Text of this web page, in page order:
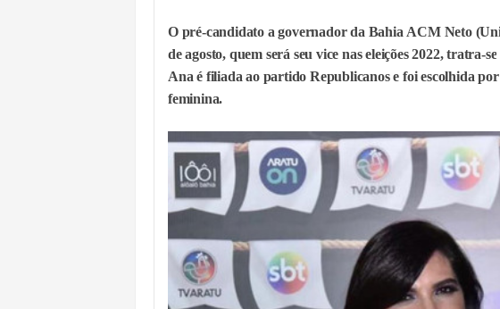
O pré-candidato a governador da Bahia ACM Neto
de agosto, quem será seu vice nas eleições 2022, tratra-se
Ana é filiada ao partido Republicanos e foi escolhida
feminina.